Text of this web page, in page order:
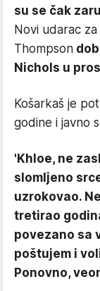
su se čak
Novi udarac
Thompson
Nichols u
Košarkaš je
godine i javno
'Khloe, ne
slomljeno
uzrokovao.
tretirao
povezano sa
poštujem i
Ponovno,